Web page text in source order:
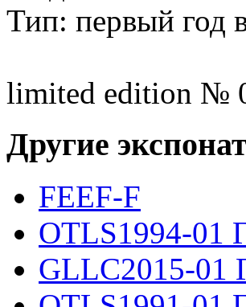
Тип: первый год
limited edition №
Другие
FEEF-F
OTLS1994-01
GLLC2015-01